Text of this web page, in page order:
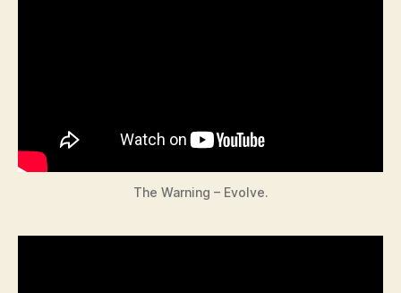
The Warning – Evolve.